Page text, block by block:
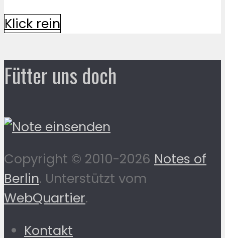
Klick rein
Fütter uns doch
Copyright © 2010-2026 Notes of
Berlin. Unterstützt vom
WebQuartier.
Kontakt